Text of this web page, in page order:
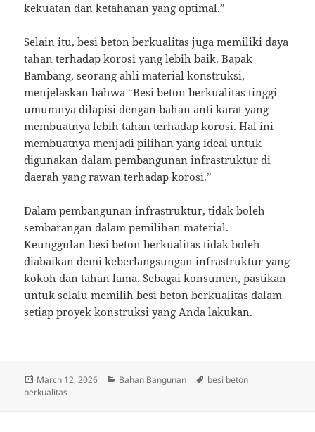
kekuatan dan ketahanan yang optimal.”
Selain itu, besi beton berkualitas juga memiliki daya
tahan terhadap korosi yang lebih baik. Bapak
Bambang, seorang ahli material konstruksi,
menjelaskan bahwa “Besi beton berkualitas tinggi
umumnya dilapisi dengan bahan anti karat yang
membuatnya lebih tahan terhadap korosi. Hal ini
membuatnya menjadi pilihan yang ideal untuk
digunakan dalam pembangunan infrastruktur di
daerah yang rawan terhadap korosi.”
Dalam pembangunan infrastruktur, tidak boleh
sembarangan dalam pemilihan material.
Keunggulan besi beton berkualitas tidak boleh
diabaikan demi keberlangsungan infrastruktur yang
kokoh dan tahan lama. Sebagai konsumen, pastikan
untuk selalu memilih besi beton berkualitas dalam
setiap proyek konstruksi yang Anda lakukan.
Posted
on
March 12, 2026 Categories
Bahan Bangunan Tags
besi beton
berkualitas